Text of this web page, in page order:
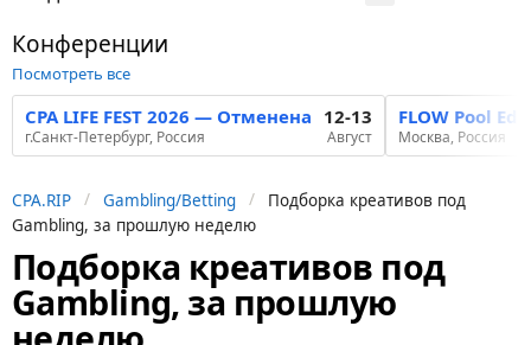
Конференции
Посмотреть все
CPA LIFE FEST 2026 — Отменена
г.Санкт-Петербург, Россия
12-13
Август
FLOW Pool
Москва, Россия
CPA.RIP Gambling/Betting
Подборка креативов под
Gambling, за прошлую неделю
2
г
о
Подборка креативов под
Gambling, за прошлую